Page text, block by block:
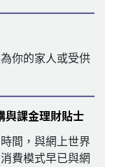
你的家人或受供
與課金理財貼士
間，與網上世界
費模式早已與網